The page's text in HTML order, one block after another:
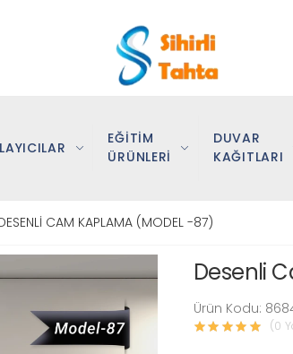
EĞİTİM
ÜRÜNLERİ
DUVAR
KAĞITLARI
CAM KAPLAMA (MODEL -87)
Desenli
Ürün Kodu:
(0